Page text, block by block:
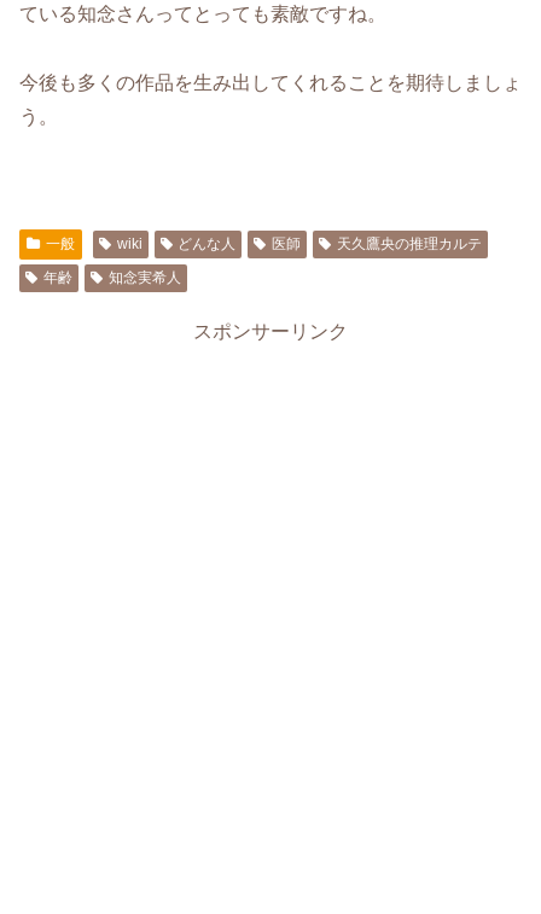
ている知念さんってとっても素敵ですね。
今後も多くの作品を生み出してくれることを期待しましょ
う。
一般 wiki どんな人 医師
天久鷹央の推理カルテ
年齢
知念実希人
スポンサーリンク